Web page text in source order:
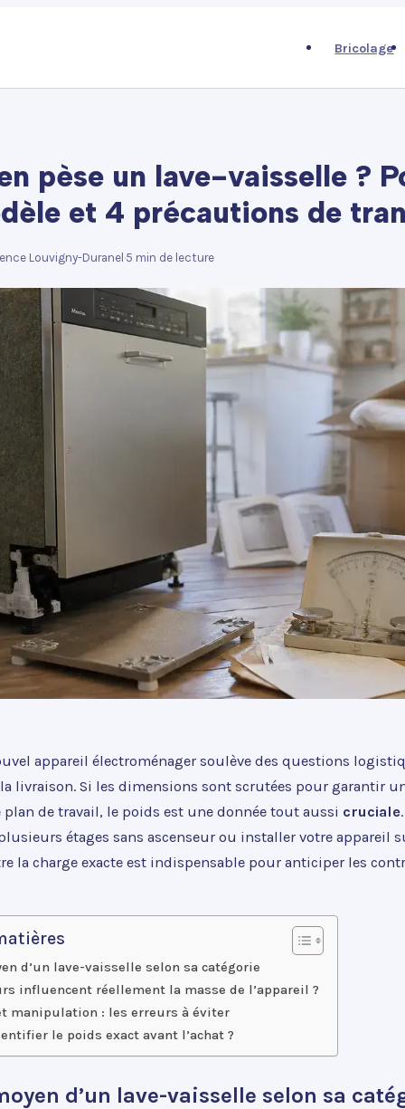
Bricolage
pèse un lave-vaisselle ?
et 4 précautions de
Louvigny-Duranel ·5 min de lecture
appareil électroménager soulève des questions
livraison. Si les dimensions sont scrutées pour garantir
plan de travail, le poids est une donnée tout aussi cruciale
étages sans ascenseur ou installer votre appareil
la charge exacte est indispensable pour anticiper les
d’un lave-vaisselle selon sa catégorie
influencent réellement la masse de l’appareil ?
manipulation : les erreurs à éviter
le poids exact avant l’achat ?
d’un lave-vaisselle selon sa